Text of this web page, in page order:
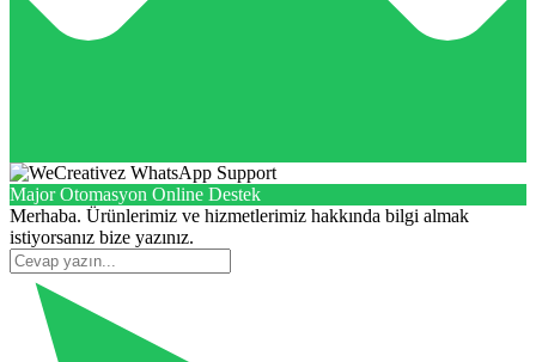
Major Otomasyon Online Destek
Merhaba. Ürünlerimiz ve hizmetlerimiz hakkında bilgi almak
istiyorsanız bize yazınız.